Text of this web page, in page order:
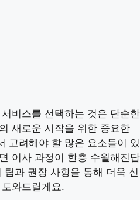
비스를 선택하는 것은 단순한
새로운 시작을 위한 중요한
고려해야 할 많은 요소들이 있
이사 과정이 한층 수월해진답
과 권장 사항을 통해 더욱 신
와드릴게요.